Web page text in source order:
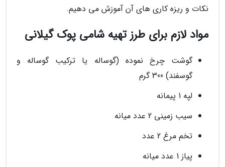
نکات و ریزه کاری های آن آموزش می دهیم.
مواد لازم برای طرز تهیه شامی پوک گیلانی
گوشت چرخ نموده (گوساله یا ترکیب گوساله و
گوسفند) 300 گرم
لپه 1 پیمانه
سیب زمینی 2 عدد میانه
تخم مرغ 2 عدد
پیاز 1 عدد میانه